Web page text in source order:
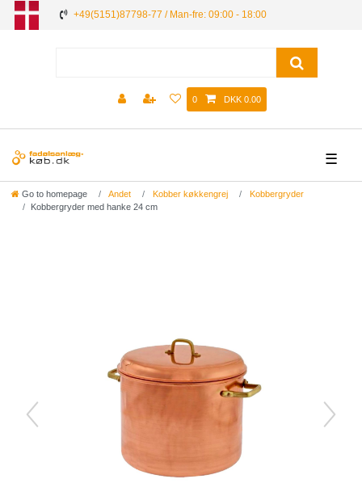
+49(5151)87798-77 / Man-fre: 09:00 - 18:00
0 DKK 0.00
☰
Go to homepage Andet Kobber køkkengrej
Kobbergryder
Kobbergryder med hanke 24 cm